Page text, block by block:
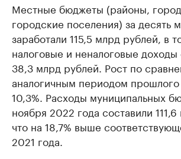
Местные бюджеты (районы,
городские поселения) за десять
заработали 115,5 млрд рублей, в
налоговые и неналоговые доходы
38,3 млрд рублей. Рост по
аналогичным периодом
10,3%. Расходы муниципальных
ноября 2022 года составили
что на 18,7% выше
2021 года.